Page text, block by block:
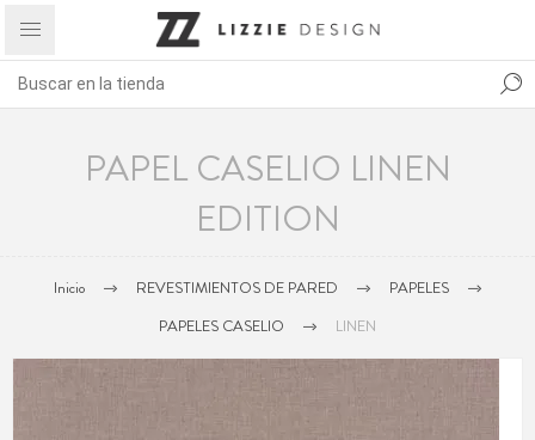
PAPEL CASELIO LINEN
EDITION
Inicio REVESTIMIENTOS DE PARED
PAPELES
PAPELES CASELIO
LINEN